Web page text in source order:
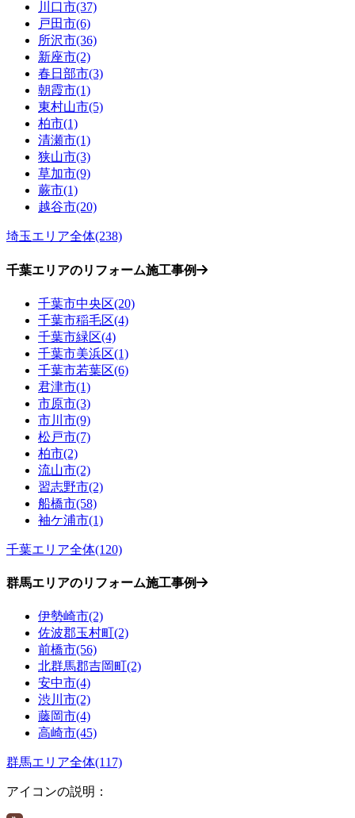
川口市(37)
戸田市(6)
所沢市(36)
新座市(2)
春日部市(3)
朝霞市(1)
東村山市(5)
柏市(1)
清瀬市(1)
狭山市(3)
草加市(9)
蕨市(1)
越谷市(20)
埼玉エリア全体(238)
千葉エリアのリフォーム施工事例
千葉市中央区(20)
千葉市稲毛区(4)
千葉市緑区(4)
千葉市美浜区(1)
千葉市若葉区(6)
君津市(1)
市原市(3)
市川市(9)
松戸市(7)
柏市(2)
流山市(2)
習志野市(2)
船橋市(58)
袖ケ浦市(1)
千葉エリア全体(120)
群馬エリアのリフォーム施工事例
伊勢崎市(2)
佐波郡玉村町(2)
前橋市(56)
北群馬郡吉岡町(2)
安中市(4)
渋川市(2)
藤岡市(4)
高崎市(45)
群馬エリア全体(117)
アイコンの説明：